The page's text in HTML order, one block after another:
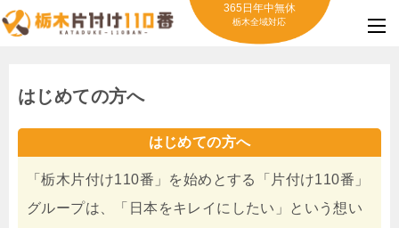
365日年中無休
栃木全域対応
はじめての方へ
はじめての方へ
「栃木片付け110番」を始めとする「片付け110番」
グループは、「日本をキレイにしたい」という想い